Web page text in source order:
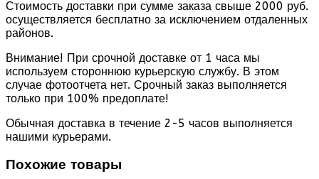
Стоимость доставки при сумме заказа свыше 2000 руб.
осуществляется бесплатно за исключением отдаленных
районов.
Внимание! При срочной доставке от 1 часа мы
используем стороннюю курьерскую службу. В этом
случае фотоотчета нет. Срочный заказ выполняется
только при 100% предоплате!
Обычная доставка в течение 2-5 часов выполняется
нашими курьерами.
Похожие товары